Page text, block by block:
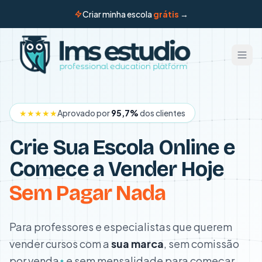
Criar minha escola grátis →
★★★★★Aprovado por95,7%dos clientes
Crie Sua Escola Online e
Comece a Vender Hoje
Sem Pagar Nada
Para professores e especialistas que querem
vender cursos com a sua marca, sem comissão